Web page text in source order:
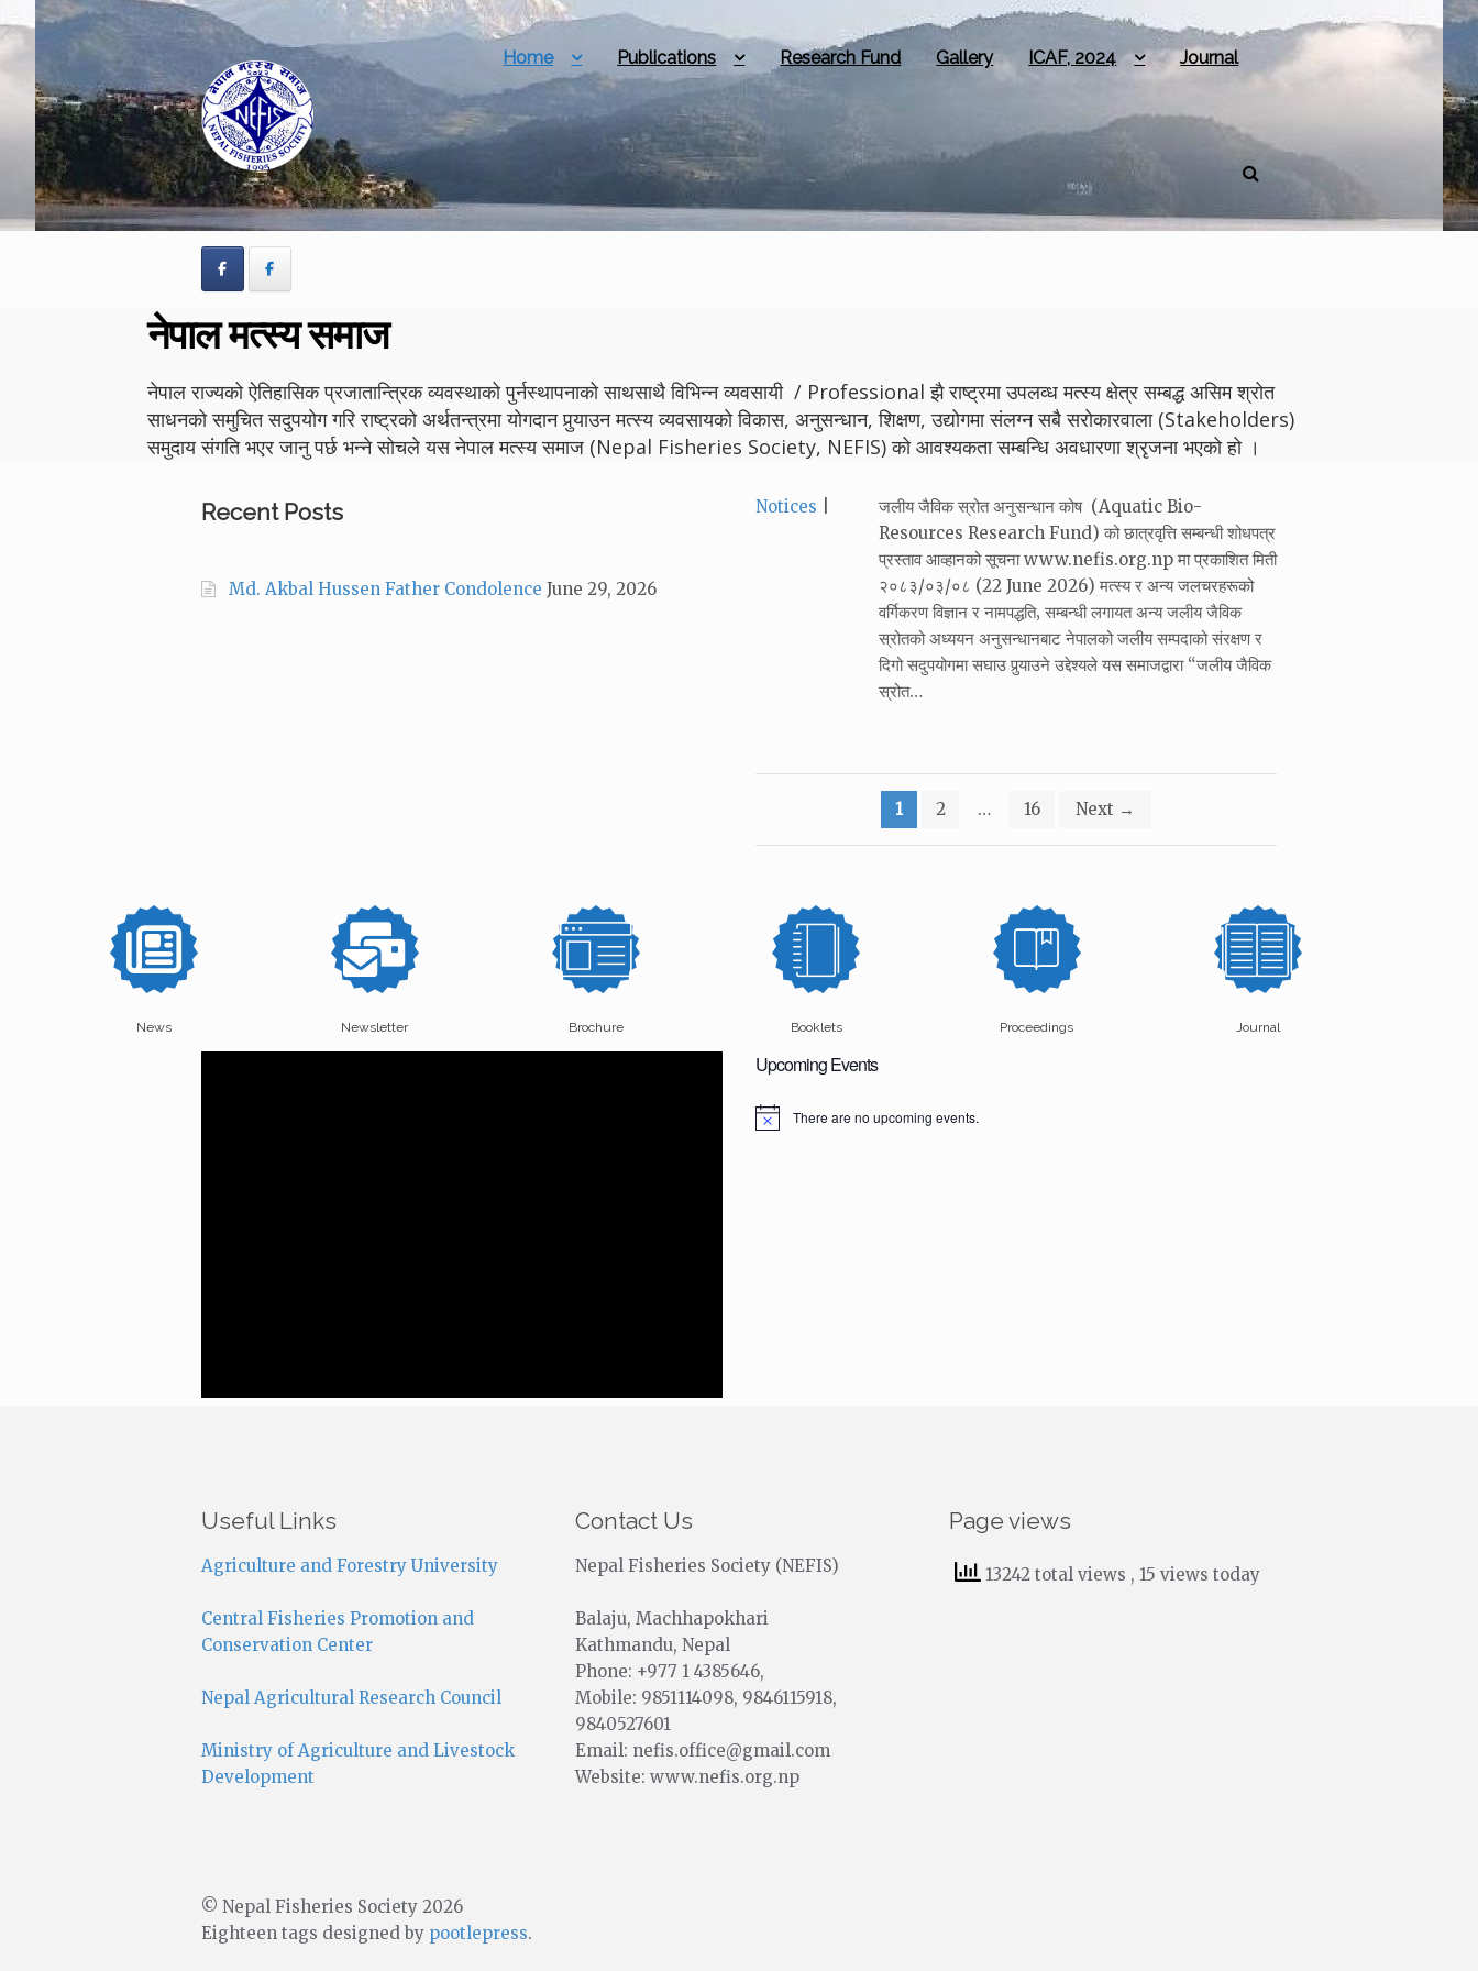
Skip
to
navigation
Skip
to
content
Home Publications Research Fund Gallery ICAF, 2024 Journal
नेपाल मत्स्य समाज
नेपाल राज्यको ऐतिहासिक प्रजातान्त्रिक व्यवस्थाको पुर्नस्थापनाको साथसाथै विभिन्न व्यवसायी / Professional झै राष्ट्रमा उपलव्ध मत्स्य क्षेत्र सम्बद्ध असिम श्रोत
साधनको समुचित सदुपयोग गरि राष्ट्रको अर्थतन्त्रमा योगदान पुर्‍याउन मत्स्य व्यवसायको विकास, अनुसन्धान, शिक्षण, उद्योगमा संलग्न सबै सरोकारवाला (Stakeholders)
समुदाय संगति भएर जानु पर्छ भन्ने सोचले यस नेपाल मत्स्य समाज (Nepal Fisheries Society, NEFIS) को आवश्यकता सम्बन्धि अवधारणा श्रृजना भएको हो ।
Recent Posts
Md. Akbal Hussen Father Condolence June 29, 2026
Categories:
Notices
जलीय जैविक स्रोत अनुसन्धान कोष (Aquatic Bio-
Resources Research Fund) को छात्रवृत्ति सम्बन्धी शोधपत्र
प्रस्ताव आव्हानको सूचना www.nefis.org.np मा प्रकाशित मिती
२०८३/०३/०८ (22 June 2026) मत्स्य र अन्य जलचरहरूको
वर्गिकरण विज्ञान र नामपद्धति‚ सम्बन्धी लगायत अन्य जलीय जैविक
स्रोतको अध्ययन अनुसन्धानबाट नेपालको जलीय सम्पदाको संरक्षण र
दिगो सदुपयोगमा सघाउ पुर्‍याउने उद्देश्यले यस समाजद्वारा “जलीय जैविक
स्रोत…
pagination
1 2 … 16 Next →
News Newsletter Brochure Booklets Proceedings Journal
Upcoming Events
N
There are no upcoming events.
Useful Links
Agriculture and Forestry University
Central Fisheries Promotion and
Conservation Center
Nepal Agricultural Research Council
Ministry of Agriculture and Livestock
Development
Contact Us
Nepal Fisheries Society (NEFIS)
Balaju, Machhapokhari
Kathmandu, Nepal
Phone: +977 1 4385646,
Mobile: 9851114098, 9846115918,
9840527601
Email: nefis.office@gmail.com
Website: www.nefis.org.np
Page views
13242 total views , 15 views today
© Nepal Fisheries Society 2026
Eighteen tags designed by pootlepress.